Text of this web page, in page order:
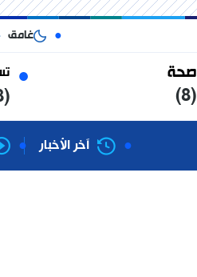
صحة
(8)
(8)
غامق
آخر الأخبار